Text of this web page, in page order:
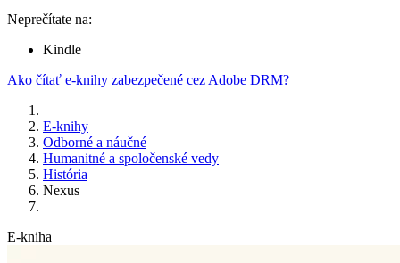
Neprečítate na:
Kindle
Ako čítať e-knihy zabezpečené cez Adobe DRM?
E-knihy
Odborné a náučné
Humanitné a spoločenské vedy
História
Nexus
E-kniha